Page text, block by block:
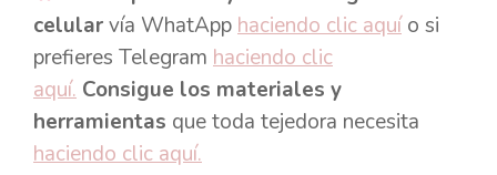
celularvía WhatApp haciendo clic aquío si
prefieres Telegram haciendo clic
aquí. Consigue los materiales y
herramientas que toda tejedora necesita
haciendo clic aquí.